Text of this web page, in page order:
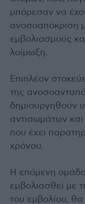
μπόρεσαν να
ανοσοαπόκριση
εμβολιασμούς
λοίμωξη.
Επιπλέον
της
δημιουργηθούν
αντισωμάτων
που έχει
χρόνου.
Η επόμενη
εμβολιασθεί με
του εμβολίου, θα